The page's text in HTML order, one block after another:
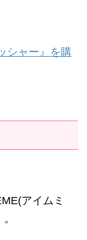
シャー』を購
アイムミ